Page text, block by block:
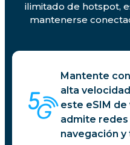
ilimitado de hotspot,
mantenerse
Mantente
alta
este eSIM de
admite redes
navegación y